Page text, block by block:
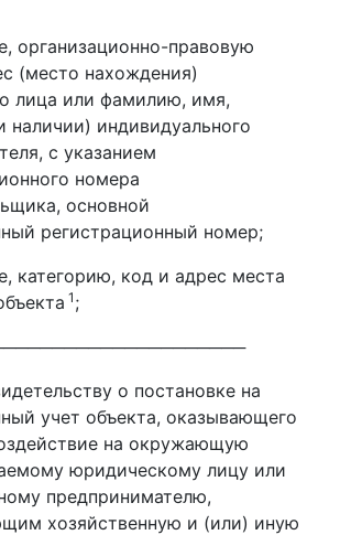
организационно-правовую
(место нахождения)
лица или фамилию, имя,
наличии) индивидуального
с указанием
номера
основной
регистрационный номер;
категорию, код и адрес места
1 ;
о постановке на
учет объекта, оказывающего
на окружающую
юридическому лицу или
предпринимателю,
хозяйственную и (или) иную